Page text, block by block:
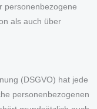
personenbezogene
als auch über
(DSGVO) hat jede
personenbezogenen